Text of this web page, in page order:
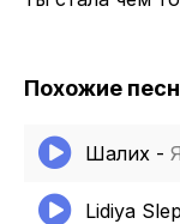
Похожие
Шалих -
Lidiya